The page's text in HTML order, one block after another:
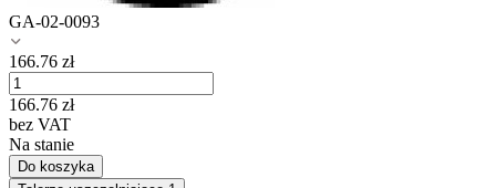
GA-02-0093
166.76 zł
166.76 zł
bez VAT
Na stanie
Do koszyka